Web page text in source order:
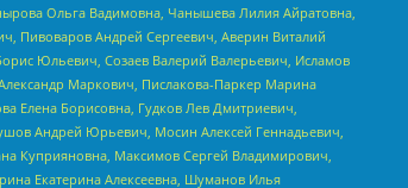
Ольга Вадимовна, Чанышева Лилия Айратовна,
Пивоваров Андрей Сергеевич, Аверин Виталий
Юльевич, Созаев Валерий Валерьевич, Исламов
Маркович, Пислакова-Паркер Марина
Елена Борисовна, Гудков Лев Дмитриевич,
Андрей Юрьевич, Мосин Алексей Геннадьевич,
Куприяновна, Максимов Сергей Владимирович,
Екатерина Алексеевна, Шуманов Илья